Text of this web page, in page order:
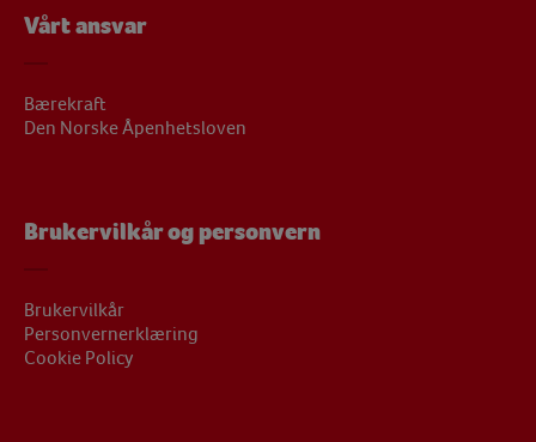
Vårt ansvar
Bærekraft
Den Norske Åpenhetsloven
Brukervilkår og personvern
Brukervilkår
Personvernerklæring
Cookie Policy